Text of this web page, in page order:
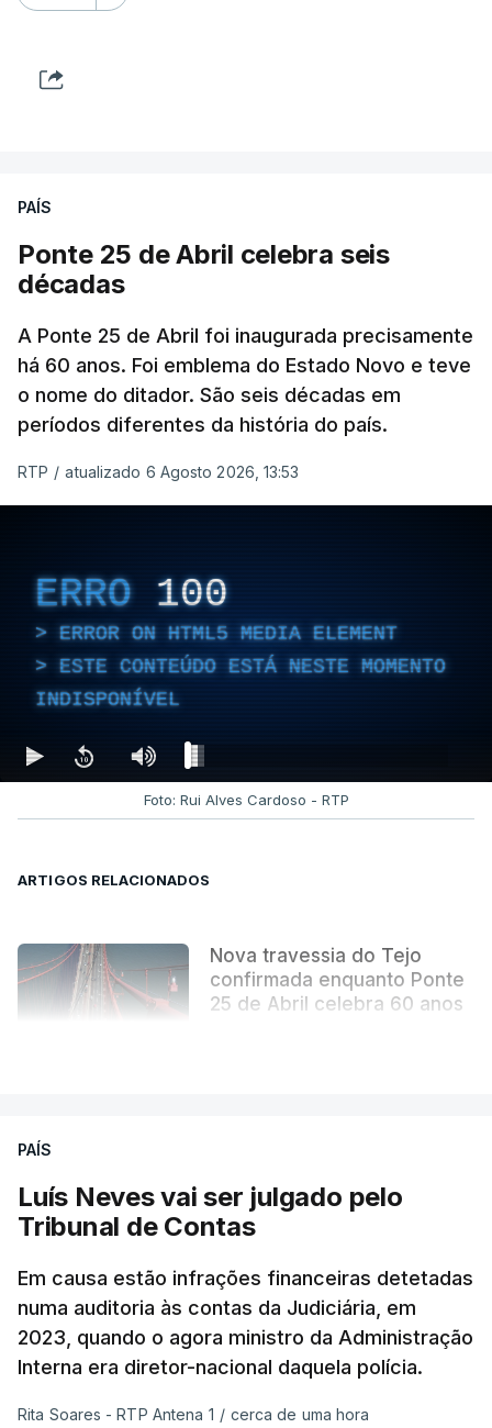
PAÍS
Ponte 25 de Abril celebra seis
décadas
A Ponte 25 de Abril foi inaugurada precisamente
há 60 anos. Foi emblema do Estado Novo e teve
o nome do ditador. São seis décadas em
períodos diferentes da história do país.
RTP / atualizado 6 Agosto 2026, 13:53
ERRO 100
ERROR ON HTML5 MEDIA ELEMENT
ESTE CONTEÚDO ESTÁ NESTE MOMENTO
INDISPONÍVEL
Foto: Rui Alves Cardoso - RTP
ARTIGOS RELACIONADOS
Nova travessia do Tejo
confirmada enquanto Ponte
25 de Abril celebra 60 anos
PAÍS
Luís Neves vai ser julgado pelo
Tribunal de Contas
Em causa estão infrações financeiras detetadas
numa auditoria às contas da Judiciária, em
2023, quando o agora ministro da Administração
Interna era diretor-nacional daquela polícia.
Rita Soares - RTP Antena 1 / cerca de uma hora